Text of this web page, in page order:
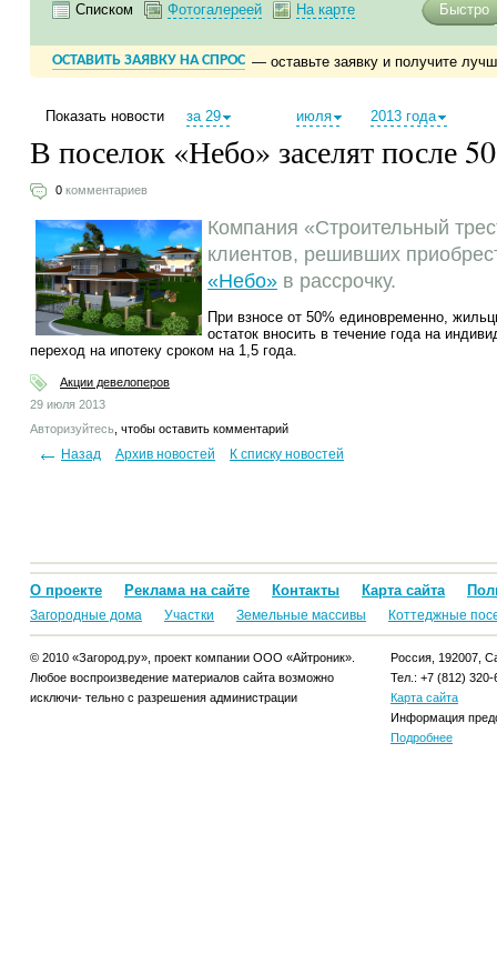
Списком
Фотогалереей На карте Быстро
ОСТАВИТЬ ЗАЯВКУ НА СПРОС — оставьте заявку и получите
Показать новости за 29 июля 2013 года
В поселок «Небо» заселят после
0 комментариев
Компания «Строительный
клиентов, решивших
«Небо» в рассрочку.
При взносе от 50% единовременно,
остаток вносить в течение года на
переход на ипотеку сроком на 1,5 года.
Акции девелоперов
29 июля 2013
Авторизуйтесь , чтобы оставить комментарий
Назад Архив новостей К списку новостей
О проекте Реклама на сайте Контакты Карта сайта
Загородные дома Участки Земельные массивы Коттеджные
© 2010 «Загород.ру», проект компании ООО «Айтроник».
Любое воспроизведение материалов сайта возможно
исключи- тельно с разрешения администрации
Россия, 192007,
Тел.: +7 (812) 320-
Карта сайта
Информация
Подробнее